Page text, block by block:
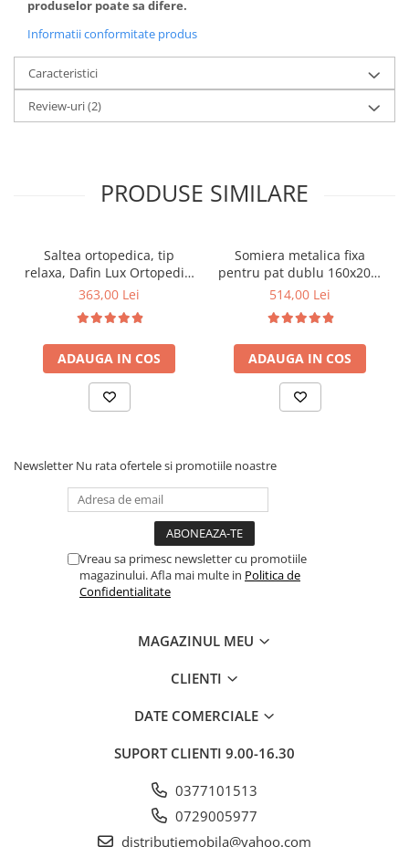
produselor poate sa difere.
Informatii conformitate produs
Caracteristici
Review-uri(2)
PRODUSE SIMILARE
Saltea ortopedica, tip
relaxa, Dafin Lux Ortopedic,
90x200x21cm, fermitate
tip Bonell, fata vara-iarna,
sistem de aerisire cu
butoni, Salt Confort
363,00 Lei
ADAUGA IN COS
Somiera metalica fixa
pentru pat dublu 160x200,
6 picioare, 32 lamele lemn
saltea ferm, negru
514,00 Lei
ADAUGA IN COS
Newsletter Nu rata ofertele si promotiile noastre
Vreau sa primesc newsletter cu promotiile
magazinului. Afla mai multe in Politica de
Confidentialitate
MAGAZINUL MEU
CLIENTI
DATE COMERCIALE
SUPORT CLIENTI 9.00-16.30
0377101513
0729005977
distributiemobila@yahoo.com